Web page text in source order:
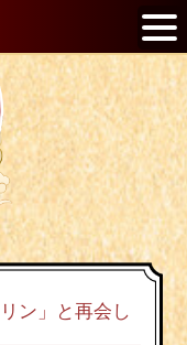
ン」と再会し